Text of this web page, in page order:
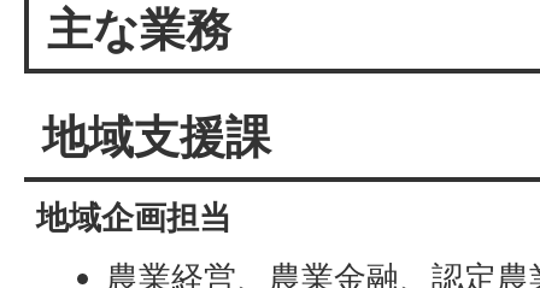
主な業務
地域支援課
地域企画担当
農業経営、農業金融、認定